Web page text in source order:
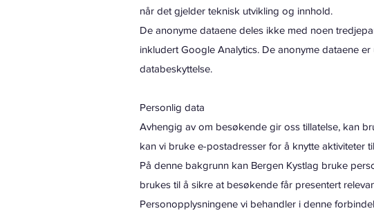
når det gjelder teknisk utvikling og innhold.
De anonyme dataene deles ikke med noen
inkludert Google Analytics. De anonyme dataene
databeskyttelse.
Personlig data
Avhengig av om besøkende gir oss tillatelse, kan
kan vi bruke e-postadresser for å knytte aktiviteter
På denne bakgrunn kan Bergen Kystlag bruke
brukes til å sikre at besøkende får presentert
Personopplysningene vi behandler i denne